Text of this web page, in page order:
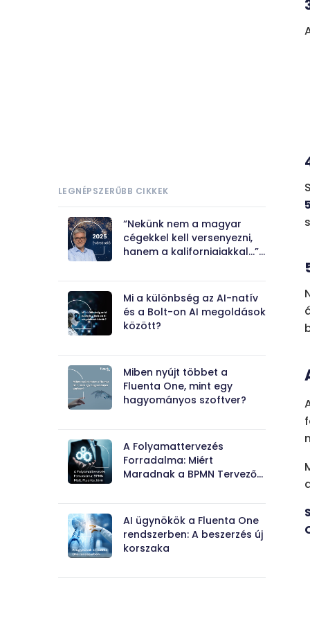
LEGNÉPSZERŰBB CIKKEK
“Nekünk nem a magyar
cégekkel kell versenyezni,
hanem a kaliforniaiakkal...”
Ákossal
Mi a különbség az AI-natív
és a Bolt-on AI megoldások
között?
Miben nyújt többet a
Fluenta One, mint egy
hagyományos szoftver?
A Folyamattervezés
Forradalma: Miért
Maradnak a BPMN Tervezők
One Designer a Jövőt Építi?
AI ügynökök a Fluenta One
rendszerben: A beszerzés új
korszaka